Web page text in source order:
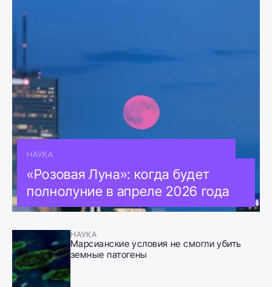
НАУКА
«Розовая Луна»: когда будет
полнолуние в апреле 2026 года
НАУКА
Марсианские условия не смогли убить
земные патогены